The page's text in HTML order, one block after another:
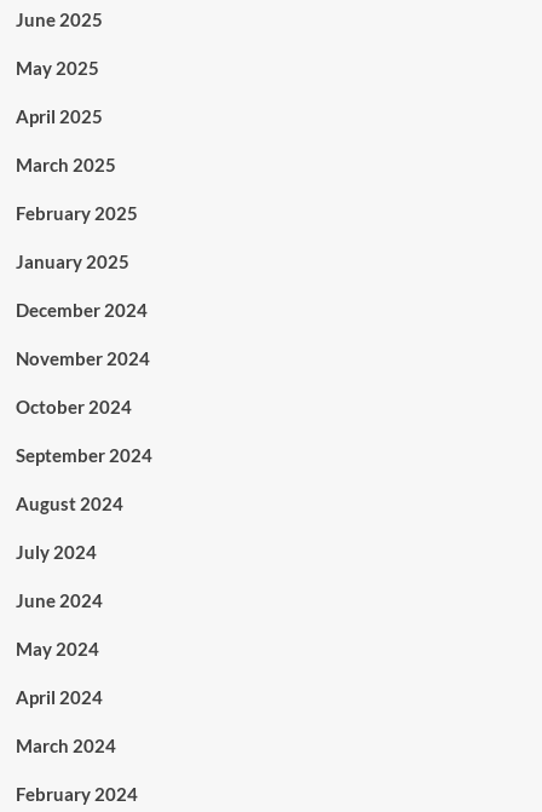
June 2025
May 2025
April 2025
March 2025
February 2025
January 2025
December 2024
November 2024
October 2024
September 2024
August 2024
July 2024
June 2024
May 2024
April 2024
March 2024
February 2024